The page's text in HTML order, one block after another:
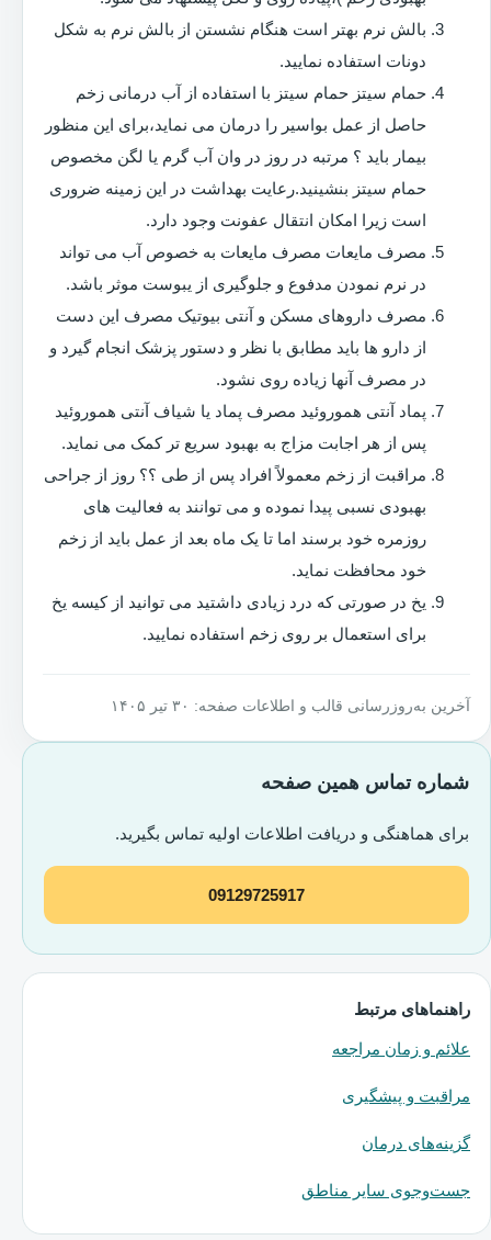
بالش نرم بهتر است هنگام نشستن از بالش نرم به شکل
دونات استفاده نمایید.
حمام سیتز حمام سیتز با استفاده از آب درمانی زخم
حاصل از عمل بواسیر را درمان می نماید،برای این منظور
بیمار باید ؟ مرتبه در روز در وان آب گرم یا لگن مخصوص
حمام سیتز بنشینید.رعایت بهداشت در این زمینه ضروری
است زیرا امکان انتقال عفونت وجود دارد.
مصرف مایعات مصرف مایعات به خصوص آب می تواند
در نرم نمودن مدفوع و جلوگیری از یبوست موثر باشد.
مصرف داروهای مسکن و آنتی بیوتیک مصرف این دست
از دارو ها باید مطابق با نظر و دستور پزشک انجام گیرد و
در مصرف آنها زیاده روی نشود.
پماد آنتی هموروئید مصرف پماد یا شیاف آنتی هموروئید
پس از هر اجابت مزاج به بهبود سریع تر کمک می نماید.
مراقبت از زخم معمولاً افراد پس از طی ؟؟ روز از جراحی
بهبودی نسبی پیدا نموده و می توانند به فعالیت های
روزمره خود برسند اما تا یک ماه بعد از عمل باید از زخم
خود محافظت نماید.
یخ در صورتی که درد زیادی داشتید می توانید از کیسه یخ
برای استعمال بر روی زخم استفاده نمایید.
آخرین به‌روزرسانی قالب و اطلاعات صفحه: ۳۰ تیر ۱۴۰۵
شماره تماس همین صفحه
برای هماهنگی و دریافت اطلاعات اولیه تماس بگیرید.
09129725917
راهنماهای مرتبط
علائم و زمان مراجعه
مراقبت و پیشگیری
گزینه‌های درمان
جست‌وجوی سایر مناطق